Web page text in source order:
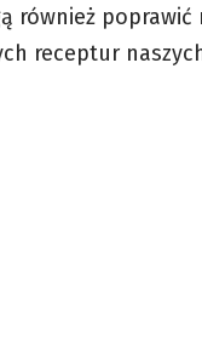
również poprawić
receptur